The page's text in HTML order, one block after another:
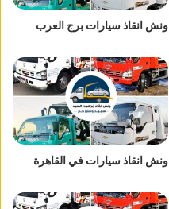
ونش انقاذ سيارات برج العرب
ونش انقاذ سيارات في القاهرة